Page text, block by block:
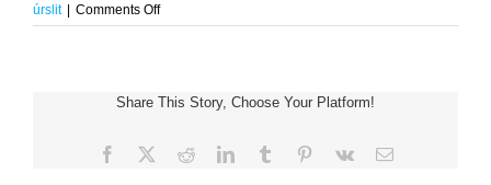
úrslit
Comments Offon
Íslandsmet
München
Share This Story, Choose Your Platform!
Facebook RedditLinkedInTumblr Pinterest
Vk Email